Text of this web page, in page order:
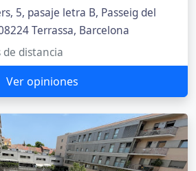
5, pasaje letra B, Passeig del
Terrassa, Barcelona
distancia
Ver opiniones